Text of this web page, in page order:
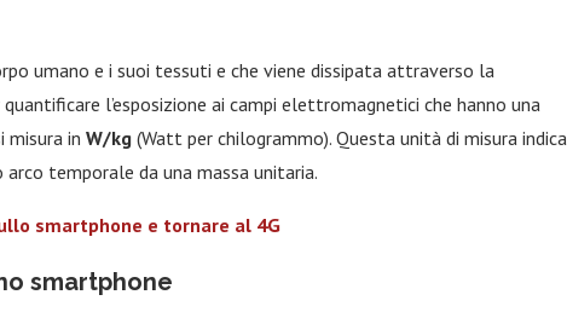
umano e i suoi tessuti e che viene dissipata attraverso la
l’esposizione ai campi elettromagnetici che hanno una
in W/kg (Watt per chilogrammo). Questa unità di misura indica
arco temporale da una massa unitaria.
smartphone e tornare al 4G
smartphone